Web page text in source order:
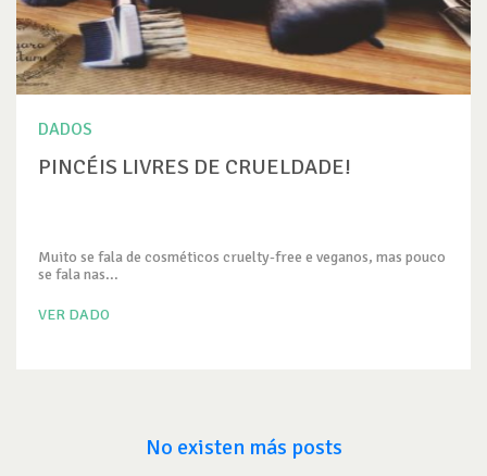
DADOS
PINCÉIS LIVRES DE CRUELDADE!
Muito se fala de cosméticos cruelty-free e veganos, mas pouco
se fala nas...
VER DADO
No existen más posts